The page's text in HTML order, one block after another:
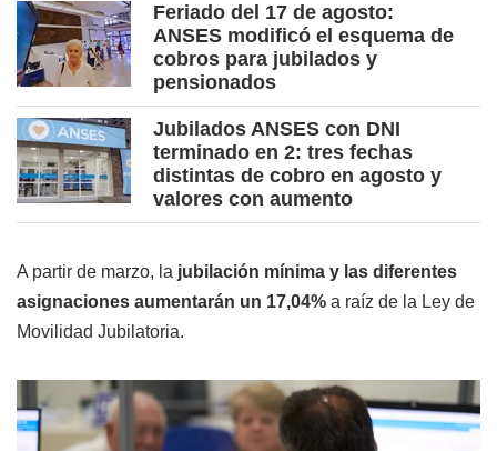
Feriado del 17 de agosto:
ANSES modificó el esquema de
cobros para jubilados y
pensionados
Jubilados ANSES con DNI
terminado en 2: tres fechas
distintas de cobro en agosto y
valores con aumento
A partir de marzo, la jubilación mínima y las diferentes
asignaciones aumentarán un 17,04% a raíz de la Ley de
Movilidad Jubilatoria.